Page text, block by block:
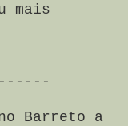
mais
o Barreto a